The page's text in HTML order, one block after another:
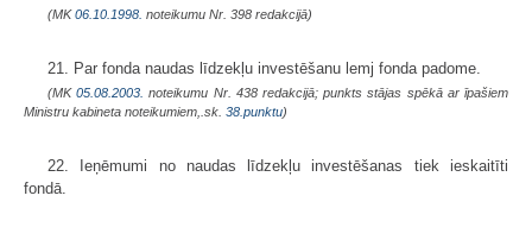
(MK06.10.1998. noteikumu Nr. 398 redakcijā)
21. Par fonda naudas līdzekļu investēšanu lemj fonda padome.
(MK05.08.2003. noteikumu Nr. 438 redakcijā; punkts stājas spēkā ar īpašiem
Ministru kabineta noteikumiem,.sk. 38.punktu)
22. Ieņēmumi no naudas līdzekļu investēšanas tiek ieskaitīti
fondā.